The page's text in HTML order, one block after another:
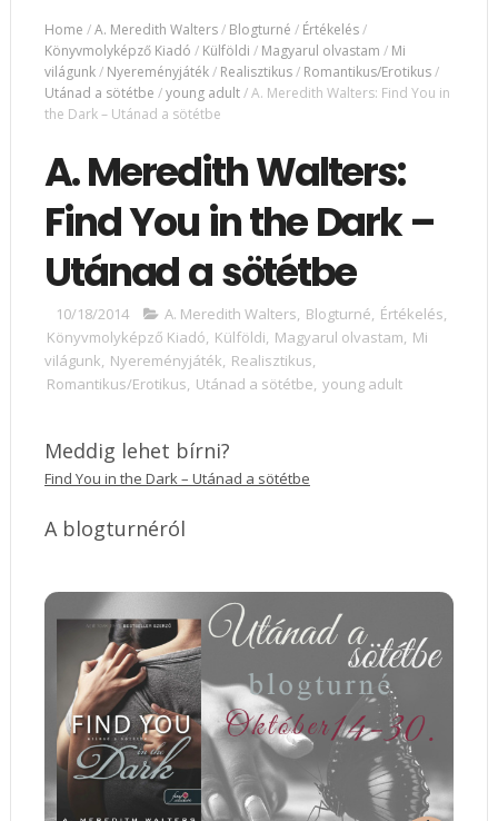
Home /A. Meredith Walters/ Blogturné / Értékelés/
Könyvmolyképző Kiadó / Külföldi / Magyarul olvastam / Mi
világunk/ Nyereményjáték/ Realisztikus/ Romantikus/Erotikus/
Utánad a sötétbe /young adult/A. Meredith Walters: Find You in
the Dark – Utánad a sötétbe
A. Meredith Walters:
Find You in the Dark –
Utánad a sötétbe
10/18/2014 A. Meredith Walters, Blogturné, Értékelés,
Könyvmolyképző Kiadó, Külföldi, Magyarul olvastam, Mi
világunk, Nyereményjáték, Realisztikus,
Romantikus/Erotikus, Utánad a sötétbe, young adult
Meddig lehet bírni?
Find You in the Dark – Utánad a sötétbe
A blogturnéról